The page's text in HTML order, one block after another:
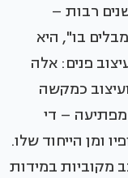
רבות –
בו", היא
פנים: אלה
כמקשה
– די
ומן הייחוד שלו.
מקוביות במידות